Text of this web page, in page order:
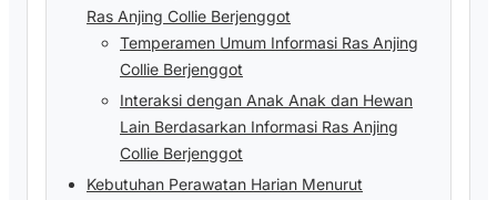
Ras Anjing Collie Berjenggot
Temperamen Umum Informasi Ras Anjing
Collie Berjenggot
Interaksi dengan Anak Anak dan Hewan
Lain Berdasarkan Informasi Ras Anjing
Collie Berjenggot
Kebutuhan Perawatan Harian Menurut